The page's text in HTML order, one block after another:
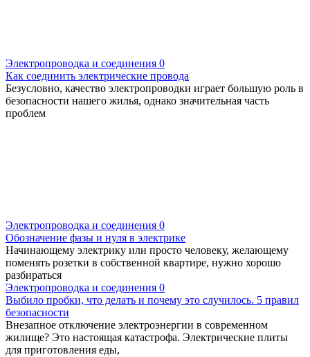
Электропроводка и соединения 0
Как соединить электрические провода
Безусловно, качество электропроводки играет большую роль в
безопасности нашего жилья, однако значительная часть
проблем
Электропроводка и соединения 0
Обозначение фазы и нуля в электрике
Начинающему электрику или просто человеку, желающему
поменять розетки в собственной квартире, нужно хорошо
разбираться
Электропроводка и соединения 0
Выбило пробки, что делать и почему это случилось. 5 правил
безопасности
Внезапное отключение электроэнергии в современном
жилище? Это настоящая катастрофа. Электрические плиты
для приготовления еды,